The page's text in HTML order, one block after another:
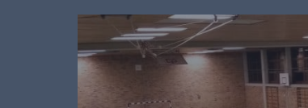
IN
HOCHFICHT